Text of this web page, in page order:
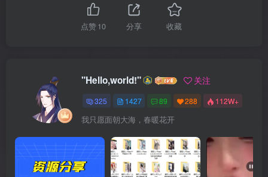
点赞10 分享 收藏
"Hello,world!" 关注
325 1427 89 288 112W+
我只愿面朝大海，春暖花开